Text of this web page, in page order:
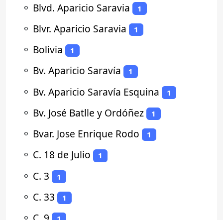
⚬ Blvd. Aparicio Saravia 1
⚬ Blvr. Aparicio Saravia 1
⚬ Bolivia 1
⚬ Bv. Aparicio Saravía 1
⚬ Bv. Aparicio Saravía Esquina 1
⚬ Bv. José Batlle y Ordóñez 1
⚬ Bvar. Jose Enrique Rodo 1
⚬ C. 18 de Julio 1
⚬ C. 3 1
⚬ C. 33 1